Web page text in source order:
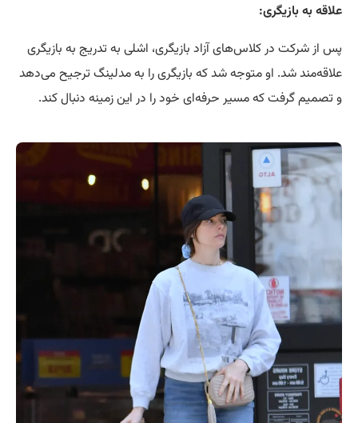
علاقه به بازیگری:
پس از شرکت در کلاس‌های آزاد بازیگری، اشلی به تدریج به بازیگری
علاقه‌مند شد. او متوجه شد که بازیگری را به مدلینگ ترجیح می‌دهد
و تصمیم گرفت که مسیر حرفه‌ای خود را در این زمینه دنبال کند.